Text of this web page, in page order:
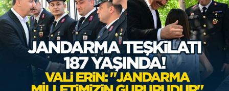
İlginç
KÜLTÜR SANAT
MAGAZİN